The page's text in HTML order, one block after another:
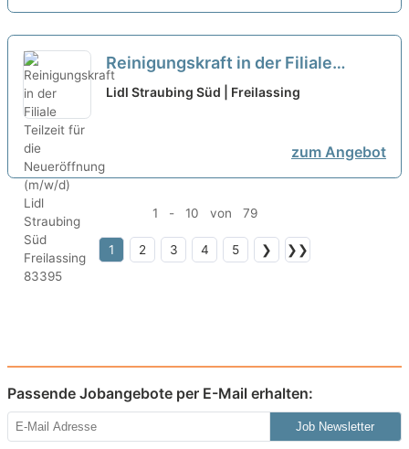
Reinigungskraft in der Filiale
Teilzeit für die Neueröffnung
Lidl Straubing Süd | Freilassing
zum Angebot
1 - 10 von 79
1 2 3 4 5 ❯ ❯❯
Passende Jobangebote per E-Mail erhalten:
Job Newsletter